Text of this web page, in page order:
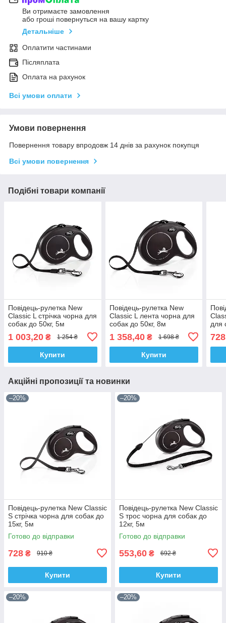
Ви отримаєте замовлення
або гроші повернуться на вашу картку
Детальніше
Оплатити частинами
Післяплата
Оплата на рахунок
Всі умови оплати
Умови повернення
Повернення товару впродовж 14 днів за рахунок покупця
Всі умови повернення
Подібні товари компанії
Повідець-рулетка New
Classic L стрічка чорна для
собак до 50кг, 5м
1 003,20 ₴ 1 254 ₴
Купити
Повідець-рулетка New
Classic L лента чорна для
собак до 50кг, 8м
1 358,40₴ 1 698 ₴
Купити
для
728
Акційні пропозиції та новинки
–20%
Повідець-рулетка New Classic
S стрічка чорна для собак до
15кг, 5м
Готово до відправки
728 ₴ 910 ₴
Купити
–20%
Повідець-рулетка New Classic
S трос чорна для собак до
12кг, 5м
Готово до відправки
553,60 ₴ 692 ₴
Купити
–20% –20%